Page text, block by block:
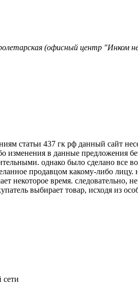
(офисный центр "Инком
статьи 437 гк рф данный сайт
изменения в данные предложения
однако было сделано все
продавцом какому-либо
некоторое время. следовательно,
выбирает товар, исходя из
сети